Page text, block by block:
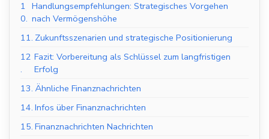
1
0.
Handlungsempfehlungen: Strategisches Vorgehen
nach Vermögenshöhe
11. Zukunftsszenarien und strategische Positionierung
12
.
Fazit: Vorbereitung als Schlüssel zum langfristigen
Erfolg
13. Ähnliche Finanznachrichten
14. Infos über Finanznachrichten
15. Finanznachrichten Nachrichten